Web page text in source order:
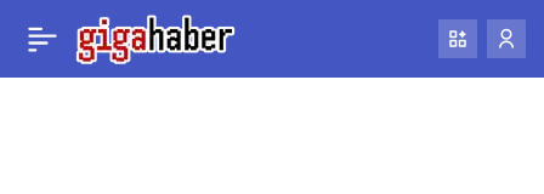
Volvo’nun 725 km Paylaş